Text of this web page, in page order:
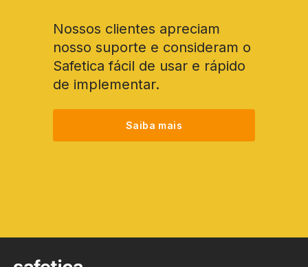
Nossos clientes apreciam
nosso suporte e consideram o
Safetica fácil de usar e rápido
de implementar.
Saiba mais